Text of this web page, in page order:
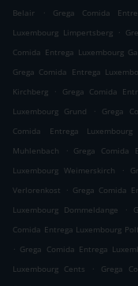
Belair
. Grega Comida
Luxembourg Limpertsberg
.
Comida Entrega Luxembourg
Grega Comida Entrega
Kirchberg
. Grega Comida
Luxembourg Grund
. Grega
Comida Entrega Luxembourg
Muhlenbach
. Grega Comida
Luxembourg Weimerskirch
.
Verlorenkost
. Grega Comida
Luxembourg Dommeldange
.
Comida Entrega Luxembourg
. Grega Comida Entrega
Luxembourg Cents
. Grega